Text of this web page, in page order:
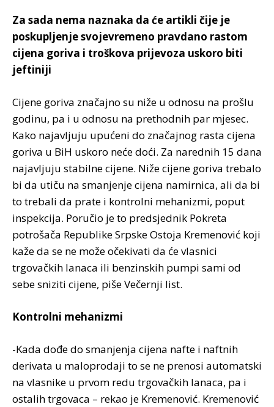
Za sada nema naznaka da će artikli čije je
poskupljenje svojevremeno pravdano rastom
cijena goriva i troškova prijevoza uskoro biti
jeftiniji
Cijene goriva značajno su niže u odnosu na prošlu
godinu, pa i u odnosu na prethodnih par mjesec.
Kako najavljuju upućeni do značajnog rasta cijena
goriva u BiH uskoro neće doći. Za narednih 15 dana
najavljuju stabilne cijene. Niže cijene goriva trebalo
bi da utiču na smanjenje cijena namirnica, ali da bi
to trebali da prate i kontrolni mehanizmi, poput
inspekcija. Poručio je to predsjednik Pokreta
potrošača Republike Srpske Ostoja Kremenović koji
kaže da se ne može očekivati da će vlasnici
trgovačkih lanaca ili benzinskih pumpi sami od
sebe sniziti cijene, piše Večernji list.
Kontrolni mehanizmi
-Kada dođe do smanjenja cijena nafte i naftnih
derivata u maloprodaji to se ne prenosi automatski
na vlasnike u prvom redu trgovačkih lanaca, pa i
ostalih trgovaca – rekao je Kremenović. Kremenović